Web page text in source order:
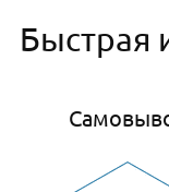
Быстрая